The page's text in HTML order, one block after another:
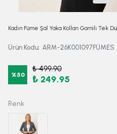
Kadın Füme Şal Yaka Kolları Garnili Tek
Ürün Kodu: ARM-26K001097FÜMES
%50
₺ 499.90
₺ 249.95
Renk